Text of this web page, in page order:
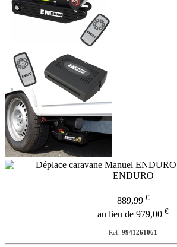
889,99 €
au lieu de 979,00 €
Ref. 9941261061